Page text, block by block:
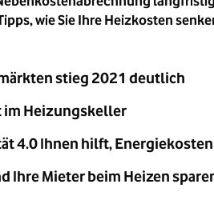
wie Sie Ihre Heizkosten
stieg 2021 deutlich
Heizungskeller
4.0 Ihnen hilft,
Ihre Mieter beim Heizen